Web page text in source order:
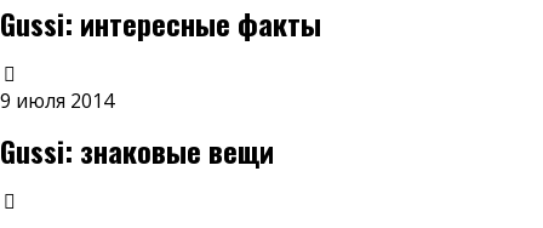
Gussi: интересные факты
9 июля 2014
Gussi: знаковые вещи